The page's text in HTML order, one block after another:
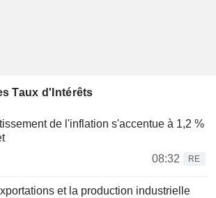
Taux d'Intérêts
de l'inflation s'accentue à 1,2 %
08:32
RE
et la production industrielle